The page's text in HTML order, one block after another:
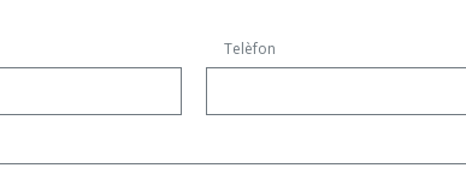
Telèfon